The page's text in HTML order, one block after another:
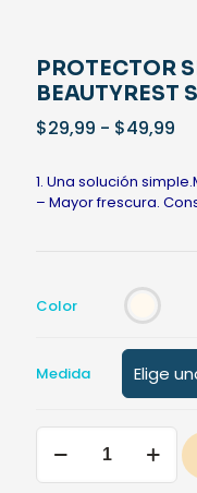
PROTECTOR
BEAUTYREST
$29,99 - $49,99
1. Una solución
– Mayor frescura.
Color
Medida
Simmons
Colchón